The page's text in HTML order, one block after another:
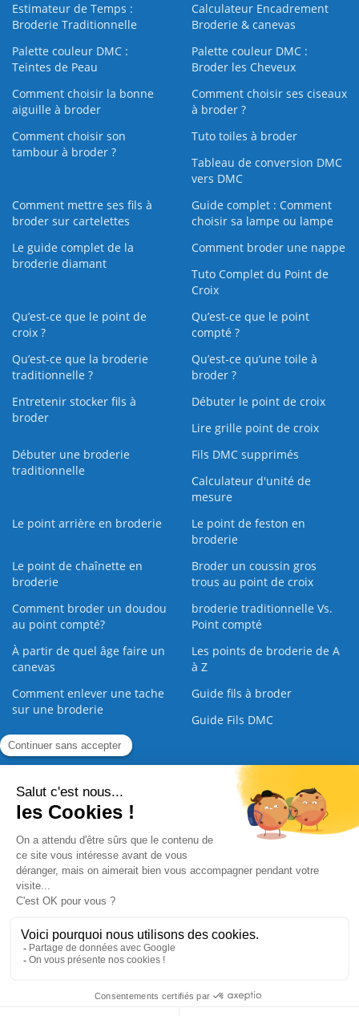
Estimateur de Temps :
Broderie Traditionnelle
Calculateur Encadrement
Broderie & canevas
Palette couleur DMC :
Teintes de Peau
Palette couleur DMC :
Broder les Cheveux
Comment choisir la bonne
aiguille à broder
Comment choisir ses ciseaux
à broder ?
Comment choisir son
tambour à broder ?
Tuto toiles à broder
Tableau de conversion DMC
vers DMC
Comment mettre ses fils à
broder sur cartelettes
Guide complet : Comment
choisir sa lampe ou lampe
Le guide complet de la
broderie diamant
Comment broder une nappe
Tuto Complet du Point de
Croix
Qu’est-ce que le point de
croix ?
Qu’est-ce que le point
compté ?
Qu’est-ce que la broderie
traditionnelle ?
Qu’est‑ce qu’une toile à
broder ?
Entretenir stocker fils à
broder
Débuter le point de croix
Lire grille point de croix
Débuter une broderie
traditionnelle
Fils DMC supprimés
Calculateur d'unité de
mesure
Le point arrière en broderie
Le point de feston en
broderie
Le point de chaînette en
broderie
Broder un coussin gros
trous au point de croix
Comment broder un doudou
au point compté?
broderie traditionnelle Vs.
Point compté
À partir de quel âge faire un
canevas
Les points de broderie de A
à Z
Comment enlever une tache
sur une broderie
Guide fils à broder
Guide Fils DMC
Guide de la Broderie
Commande Papier Qui sommes nous Nous contacter |
Paiement sécurisé
2008 - 2026 © CreaMagic. ALL Rights Reserved.